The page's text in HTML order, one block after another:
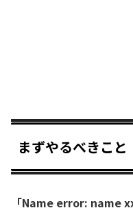
まずやるべきこと
「Name error: name